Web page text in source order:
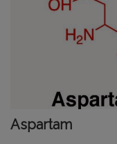
Aspartam